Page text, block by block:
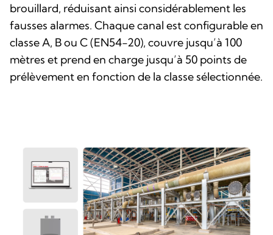
brouillard, réduisant ainsi considérablement les
fausses alarmes. Chaque canal est configurable en
classe A, B ou C (EN54-20), couvre jusqu’à 100
mètres et prend en charge jusqu’à 50 points de
prélèvement en fonction de la classe sélectionnée.